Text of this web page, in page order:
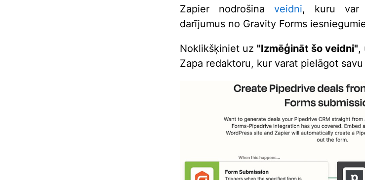
Zapier nodrošina veidni, kuru var
darījumus no Gravity Forms
Noklikšķiniet uz "Izmēģināt šo veidni",
Zapa redaktoru, kur varat pielāgot